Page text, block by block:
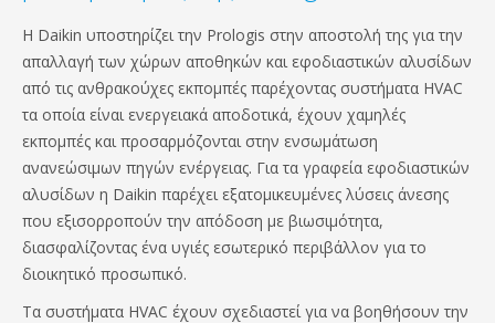
Η Daikin υποστηρίζει την Prologis στην αποστολή της για την
απαλλαγή των χώρων αποθηκών και εφοδιαστικών αλυσίδων
από τις ανθρακούχες εκπομπές παρέχοντας συστήματα HVAC
τα οποία είναι ενεργειακά αποδοτικά, έχουν χαμηλές
εκπομπές και προσαρμόζονται στην ενσωμάτωση
ανανεώσιμων πηγών ενέργειας. Για τα γραφεία εφοδιαστικών
αλυσίδων η Daikin παρέχει εξατομικευμένες λύσεις άνεσης
που εξισορροπούν την απόδοση με βιωσιμότητα,
διασφαλίζοντας ένα υγιές εσωτερικό περιβάλλον για το
διοικητικό προσωπικό.
Τα συστήματα HVAC έχουν σχεδιαστεί για να βοηθήσουν την